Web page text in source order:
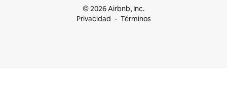
© 2026 Airbnb, Inc.
Privacidad
Términos